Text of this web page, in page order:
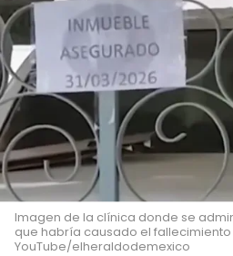
Imagen de la clínica donde se
que habría causado el fallecimiento
YouTube/elheraldodemexico